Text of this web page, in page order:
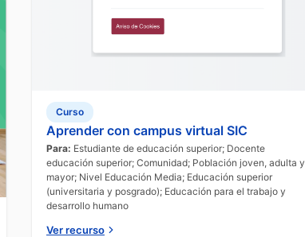
Curso
Aprender con campus virtual SIC
Para: Estudiante de educación superior; Docente
educación superior; Comunidad; Población joven, adulta y
mayor; Nivel Educación Media; Educación superior
(universitaria y posgrado); Educación para el trabajo y
desarrollo humano
Ver recurso